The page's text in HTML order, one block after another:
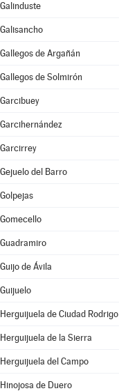
Galinduste
Galisancho
Gallegos de Argañán
Gallegos de Solmirón
Garcibuey
Garcihernández
Garcirrey
Gejuelo del Barro
Golpejas
Gomecello
Guadramiro
Guijo de Ávila
Guijuelo
Herguijuela de Ciudad Rodrigo
Herguijuela de la Sierra
Herguijuela del Campo
Hinojosa de Duero